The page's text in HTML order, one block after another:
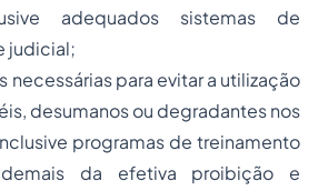
adequados sistemas de
judicial;
necessárias para evitar a utilização
desumanos ou degradantes nos
programas de treinamento
da efetiva proibição e